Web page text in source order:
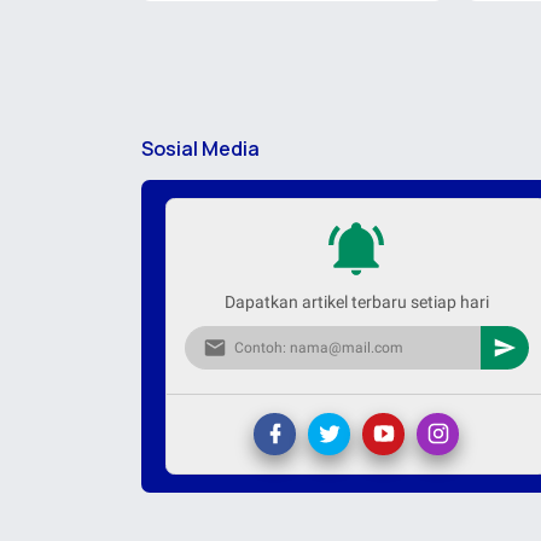
Sosial Media
Dapatkan artikel terbaru setiap hari